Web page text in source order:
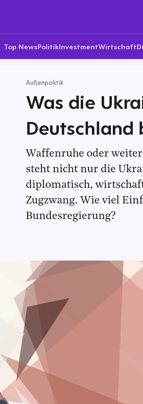
Top NewsPolitikInvestmentWirtschaft
Außenpolitik
Was die
Deutschland
Waffenruhe oder
steht nicht nur die
diplomatisch,
Zugzwang. Wie viel
Bundesregierung?